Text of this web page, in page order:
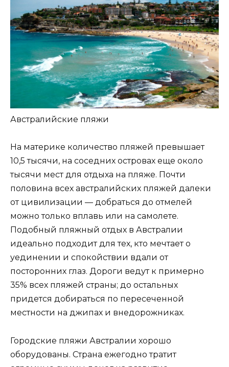
Австралийские пляжи
На материке количество пляжей превышает
10,5 тысячи, на соседних островах еще около
тысячи мест для отдыха на пляже. Почти
половина всех австралийских пляжей далеки
от цивилизации — добраться до отмелей
можно только вплавь или на самолете.
Подобный пляжный отдых в Австралии
идеально подходит для тех, кто мечтает о
уединении и спокойствии вдали от
посторонних глаз. Дороги ведут к примерно
35% всех пляжей страны; до остальных
придется добираться по пересеченной
местности на джипах и внедорожниках.
Городские пляжи Австралии хорошо
оборудованы. Страна ежегодно тратит